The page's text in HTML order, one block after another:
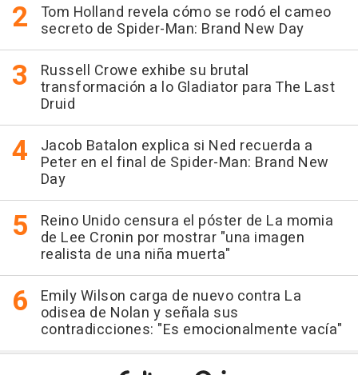
Tom Holland revela cómo se rodó el cameo
secreto de Spider-Man: Brand New Day
Russell Crowe exhibe su brutal
transformación a lo Gladiator para The Last
Druid
Jacob Batalon explica si Ned recuerda a
Peter en el final de Spider-Man: Brand New
Day
Reino Unido censura el póster de La momia
de Lee Cronin por mostrar "una imagen
realista de una niña muerta"
Emily Wilson carga de nuevo contra La
odisea de Nolan y señala sus
contradicciones: "Es emocionalmente vacía"